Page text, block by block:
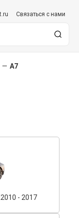
Связаться с нами
— A7
2010 - 2017